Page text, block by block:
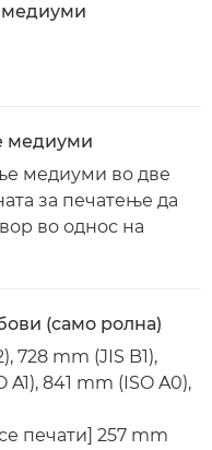
медиуми
медиуми
медиуми во две
за печатење да
во однос на
(само ролна)
728 mm (JIS B1),
841 mm (ISO A0),
печати] 257 mm